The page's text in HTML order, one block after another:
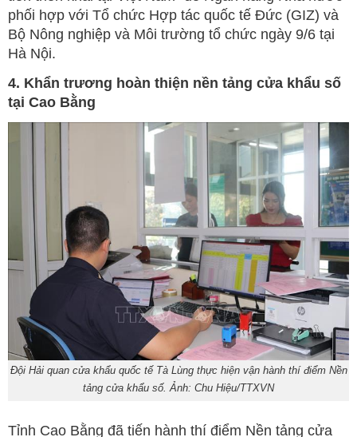
phối hợp với Tổ chức Hợp tác quốc tế Đức (GIZ) và
Bộ Nông nghiệp và Môi trường tổ chức ngày 9/6 tại
Hà Nội.
4. Khẩn trương hoàn thiện nền tảng cửa khẩu số
tại Cao Bằng
Đội Hải quan cửa khẩu quốc tế Tà Lùng thực hiện vận hành thí điểm Nền
tảng cửa khẩu số. Ảnh: Chu Hiệu/TTXVN
Tỉnh Cao Bằng đã tiến hành thí điểm Nền tảng cửa